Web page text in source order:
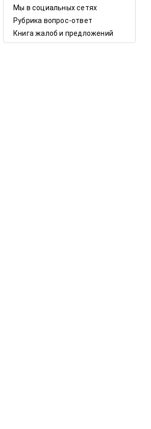
Мы в социальных сетях
Рубрика вопрос-ответ
Книга жалоб и предложений